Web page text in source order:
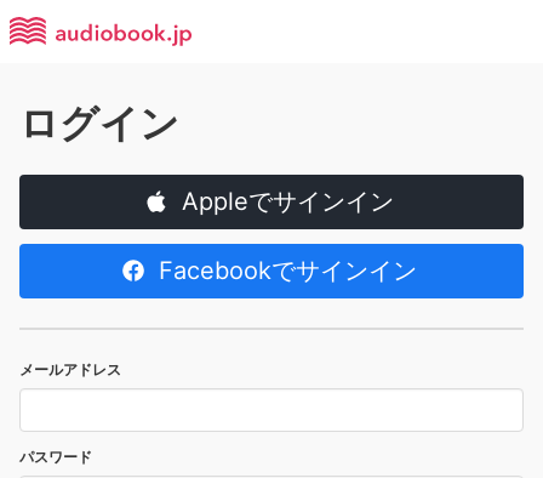
ログイン
Appleでサインイン
Facebookでサインイン
メールアドレス
パスワード